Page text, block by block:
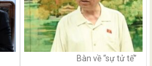
Bàn về “sự tử tế”